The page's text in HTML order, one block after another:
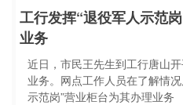
工行发挥“退役军人示范
业务
近日，市民王先生到工行唐山
业务。网点工作人员在了解情
示范岗”营业柜台为其办理业务